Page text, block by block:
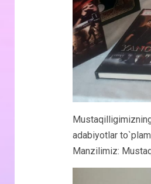
adabiyotlar
Manzilimiz: